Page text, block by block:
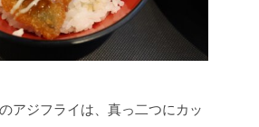
アジフライは、真っ二つにカッ